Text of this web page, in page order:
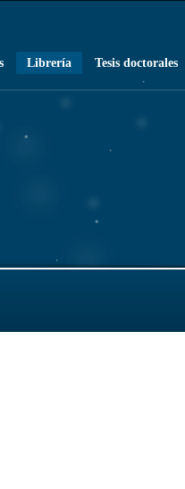
Librería Tesis doctorales